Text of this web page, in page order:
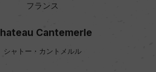
フランス
Cantemerle
シャトー・カントメルル